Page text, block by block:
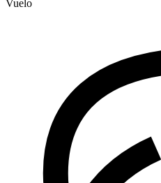
Vuelo